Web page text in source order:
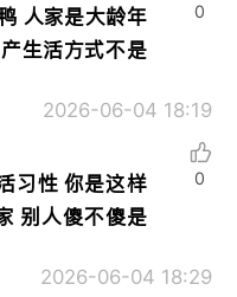
人家是大龄年
生活方式不是
2026-06-04 18:19
0
习性 你是这样
别人傻不傻是
2026-06-04 18:29
0